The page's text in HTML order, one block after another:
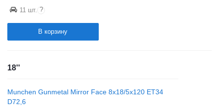
11 шт. ?
В корзину
18''
Munchen Gunmetal Mirror Face 8x18/5x120 ET34
D72,6